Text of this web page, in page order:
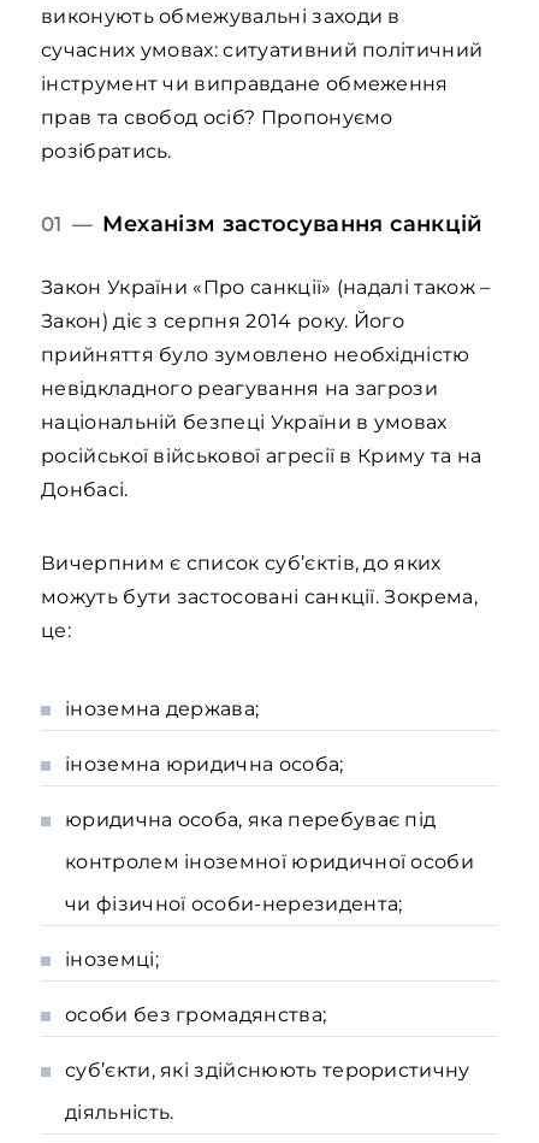
виконують обмежувальні заходи в
сучасних умовах: ситуативний політичний
інструмент чи виправдане обмеження
прав та свобод осіб? Пропонуємо
розібратись.
01 — Механізм застосування санкцій
Закон України «Про санкції» (надалі також –
Закон) діє з серпня 2014 року. Його
прийняття було зумовлено необхідністю
невідкладного реагування на загрози
національній безпеці України в умовах
російської військової агресії в Криму та на
Донбасі.
Вичерпним є список суб’єктів, до яких
можуть бути застосовані санкції. Зокрема,
це:
іноземна держава;
іноземна юридична особа;
юридична особа, яка перебуває під
контролем іноземної юридичної особи
чи фізичної особи-нерезидента;
іноземці;
особи без громадянства;
суб’єкти, які здійснюють терористичну
діяльність.